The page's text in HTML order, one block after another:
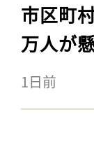
市区町
万人が
1日前